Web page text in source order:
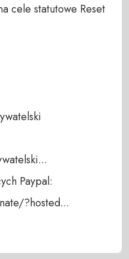
cele statutowe Reset
Paypal:
?hosted...